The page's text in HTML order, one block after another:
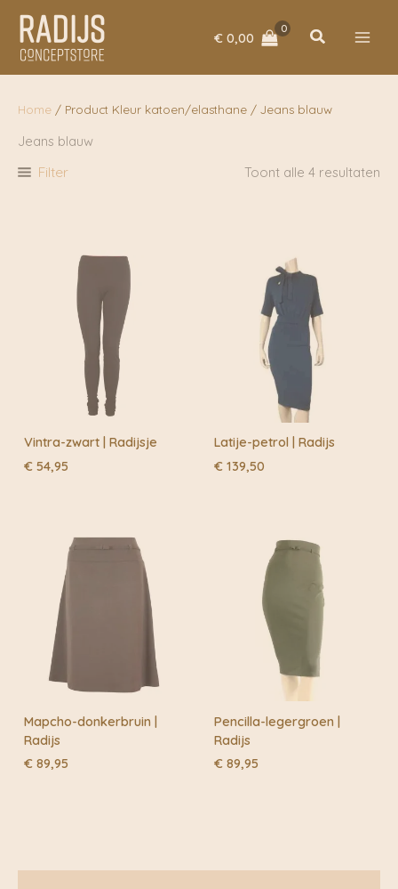
naar
inhoud
€ 0,00 Zoeken
Home / Product Kleur katoen/elasthane / Jeans blauw
Jeans blauw
Filter Toont alle 4 resultaten
Vintra-zwart | Radijsje
€ 54,95
Latije-petrol | Radijs
€ 139,50
Mapcho-donkerbruin |
Radijs
€ 89,95
Pencilla-legergroen |
Radijs
€ 89,95